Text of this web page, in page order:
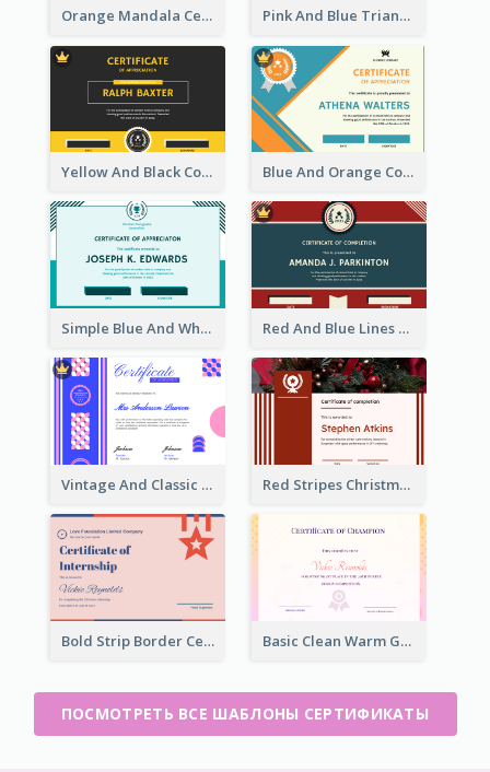
Orange Mandala Certificate Of Completion Pink And Blue Triangles Confetti Celebration Certificate
Yellow And Black Contrast Simple Certificate Blue And Orange Company Triangles With Badge Certificate
Simple Blue And White Rectangle Certificate Red And Blue Lines And Badge Completion Certificate
Vintage And Classic Vibrant Certificate Design Ideas Red Stripes Christmas Decorations Certificate
Bold Strip Border Certificate Design For Internship Basic Clean Warm Gradient Design Certificate Of Winner
ПОСМОТРЕТЬ ВСЕ ШАБЛОНЫ СЕРТИФИКАТЫ